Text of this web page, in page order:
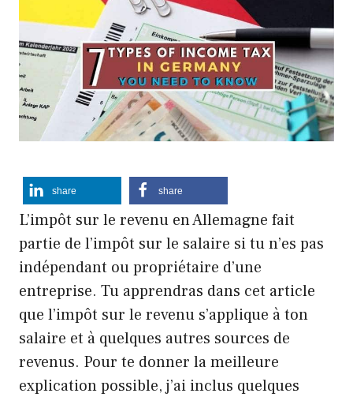
share share
L’impôt sur le revenu en Allemagne fait
partie de l’impôt sur le salaire si tu n’es pas
indépendant ou propriétaire d’une
entreprise. Tu apprendras dans cet article
que l’impôt sur le revenu s’applique à ton
salaire et à quelques autres sources de
revenus. Pour te donner la meilleure
explication possible, j’ai inclus quelques